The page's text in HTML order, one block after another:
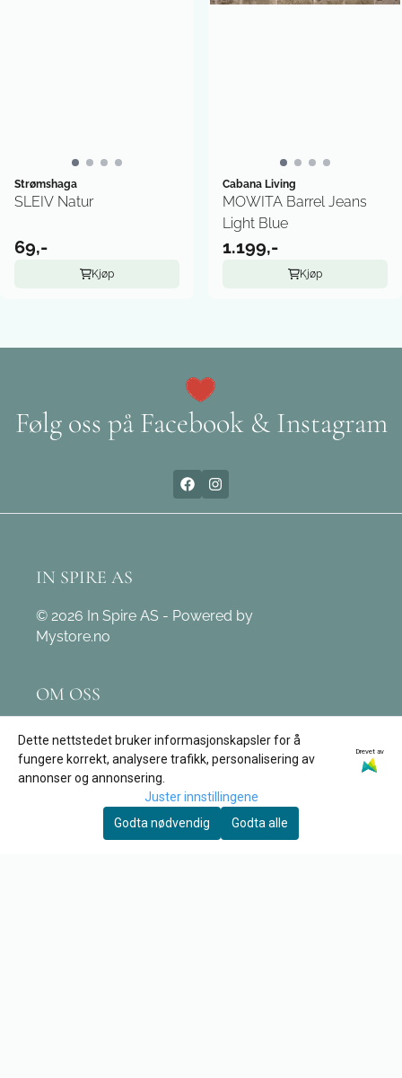
Strømshaga
SLEIV Natur
69,-
Kjøp
Cabana Living
MOWITA Barrel Jeans
Light Blue
1.199,-
Kjøp
Følg oss på Facebook & Instagram
IN SPIRE AS
© 2026 In Spire AS - Powered by
Mystore.no
OM OSS
Leivdalsvegen 171
6774 Nordfjordeid
Org. nr. 890 162 312
Dette nettstedet bruker informasjonskapsler for å
fungere korrekt, analysere trafikk, personalisering av
annonser og annonsering.
Drevet av
Juster innstillingene
Godta nødvendig
Godta alle